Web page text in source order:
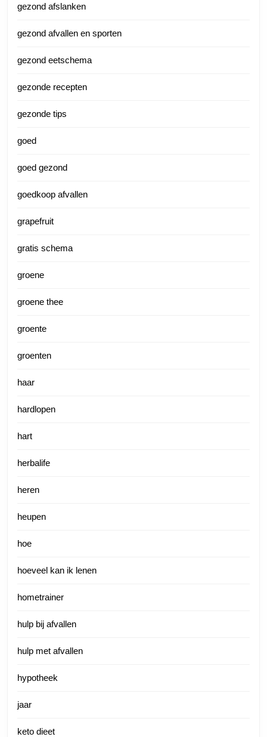
gezond afslanken
gezond afvallen en sporten
gezond eetschema
gezonde recepten
gezonde tips
goed
goed gezond
goedkoop afvallen
grapefruit
gratis schema
groene
groene thee
groente
groenten
haar
hardlopen
hart
herbalife
heren
heupen
hoe
hoeveel kan ik lenen
hometrainer
hulp bij afvallen
hulp met afvallen
hypotheek
jaar
keto dieet